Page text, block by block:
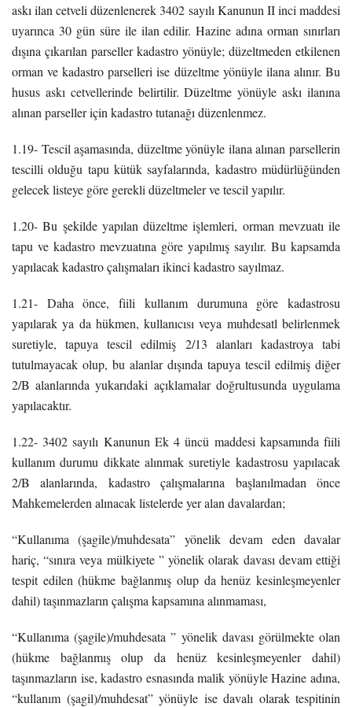
askı ilan cetveli düzenlenerek 3402 sayılı Kanunun II inci maddesi
uyarınca 30 gün süre ile ilan edilir. Hazine adına orman sınırları
dışına çıkarılan parseller kadastro yönüyle; düzeltmeden etkilenen
orman ve kadastro parselleri ise düzeltme yönüyle ilana alınır. Bu
husus askı cetvellerinde belirtilir. Düzeltme yönüyle askı ilanına
alınan parseller için kadastro tutanağı düzenlenmez.
1.19- Tescil aşamasında, düzeltme yönüyle ilana alınan parsellerin
tescilli olduğu tapu kütük sayfalarında, kadastro müdürlüğünden
gelecek listeye göre gerekli düzeltmeler ve tescil yapılır.
1.20- Bu şekilde yapılan düzeltme işlemleri, orman mevzuatı ile
tapu ve kadastro mevzuatına göre yapılmış sayılır. Bu kapsamda
yapılacak kadastro çalışmaları ikinci kadastro sayılmaz.
1.21- Daha önce, fiili kullanım durumuna göre kadastrosu
yapılarak ya da hükmen, kullanıcısı veya muhdesatl belirlenmek
suretiyle, tapuya tescil edilmiş 2/13 alanları kadastroya tabi
tutulmayacak olup, bu alanlar dışında tapuya tescil edilmiş diğer
2/B alanlarında yukarıdaki açıklamalar doğrultusunda uygulama
yapılacaktır.
1.22- 3402 sayılı Kanunun Ek 4 üncü maddesi kapsamında fiili
kullanım durumu dikkate alınmak suretiyle kadastrosu yapılacak
2/B alanlarında, kadastro çalışmalarına başlanılmadan önce
Mahkemelerden alınacak listelerde yer alan davalardan;
“Kullanıma (şagile)/muhdesata” yönelik devam eden davalar
hariç, “sınıra veya mülkiyete ” yönelik olarak davası devam ettiği
tespit edilen (hükme bağlanmış olup da henüz kesinleşmeyenler
dahil) taşınmazların çalışma kapsamına alınmaması,
“Kullanıma (şagile)/muhdesata ” yönelik davası görülmekte olan
(hükme bağlanmış olup da henüz kesinleşmeyenler dahil)
taşınmazların ise, kadastro esnasında malik yönüyle Hazine adına,
“kullanım (şagil)/muhdesat” yönüyle ise davalı olarak tespitinin